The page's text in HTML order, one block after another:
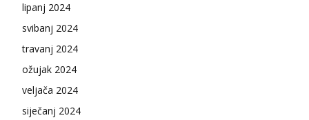
lipanj 2024
svibanj 2024
travanj 2024
ožujak 2024
veljača 2024
siječanj 2024